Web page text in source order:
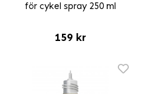
för cykel spray 250 ml
159 kr